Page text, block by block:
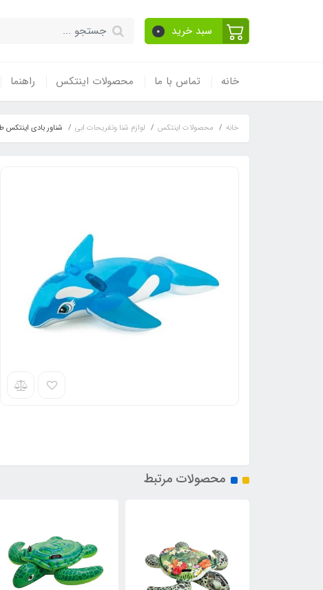
سبد خرید 0
خانه تماس با ما محصولات اینتکس راهنما
خانه محصولات اینتکس لوازم شنا وتفریحات ابی شناور بادی اینتکس
محصولات مرتبط